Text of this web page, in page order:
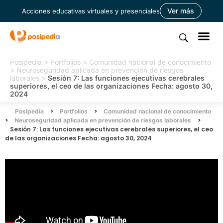
Acciones educativas virtuales y presenciales Ver más
Posipedia > Portfolios > Comunidad nacional de conocimiento
> Neuroseguridad aplicada en prevención de riesgos
laborales > Sesión 7: Las funciones ejecutivas cerebrales
superiores, el ceo de las organizaciones Fecha: agosto 30,
2024
Posipedia > Portfolios > Comunidad nacional de conocimiento
> Neuroseguridad aplicada en prevención de riesgos laborales
>
Sesión 7: Las funciones ejecutivas cerebrales superiores, el ceo
de las organizaciones Fecha: agosto 30, 2024